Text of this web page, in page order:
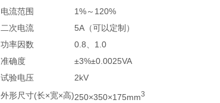
电流范围
1%～120%
二次电流
5A（可以定制）
功率因数
0.8、1.0
准确度
±3%±0.0025VA
试验电压
2kV
外形尺寸(长×宽×高)250×350×175mm3